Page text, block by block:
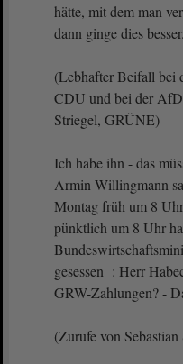
hätte, mit dem man
dann ginge dies besser.
(Lebhafter Beifall bei
CDU und bei der
Striegel, GRÜNE)
Ich habe ihn - das
Armin Willingmann
Montag früh um 8
pünktlich um 8 Uhr
gesessen : Herr
GRW-Zahlungen? -
(Zurufe von